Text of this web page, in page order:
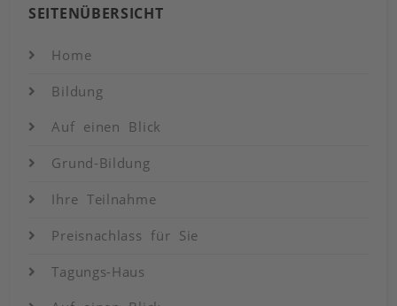
SEITENÜBERSICHT
Home
Bildung
Auf einen Blick
Grund-Bildung
Ihre Teilnahme
Preisnachlass für Sie
Tagungs-Haus